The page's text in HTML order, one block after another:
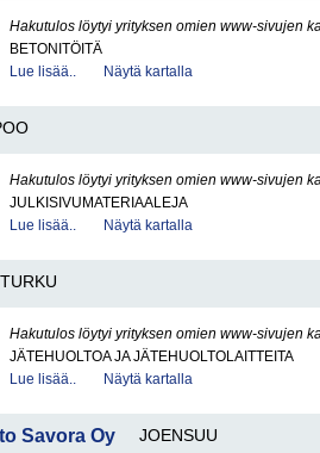
Hakutulos löytyi yrityksen omien www-sivujen
BETONITÖITÄ
Lue lisää..
Näytä kartalla
Hakutulos löytyi yrityksen omien www-sivujen
JULKISIVUMATERIAALEJA
Lue lisää..
Näytä kartalla
TURKU
Hakutulos löytyi yrityksen omien www-sivujen
JÄTEHUOLTOA JA JÄTEHUOLTOLAITTEITA
Lue lisää..
Näytä kartalla
Savora Oy JOENSUU